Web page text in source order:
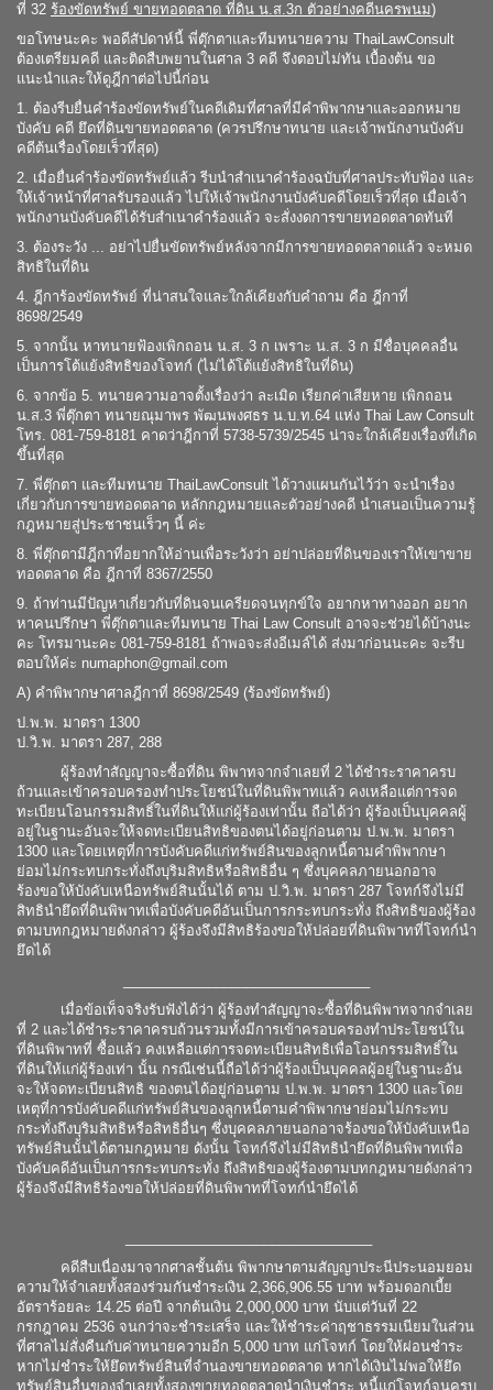
ที่ 32 ร้องขัดทรัพย์ ขายทอดตลาด ที่ดิน น.ส.3ก ตัวอย่างคดีนครพนม)
ขอโทษนะคะ พอดีสัปดาห์นี้ พี่ตุ๊กตาและทีมทนายความ ThaiLawConsult
ต้องเตรียมคดี และติดสืบพยานในศาล 3 คดี จึงตอบไม่ทัน เบื้องต้น ขอ
แนะนำและให้ดูฎีกาต่อไปนี้ก่อน
1. ต้องรีบยื่นคำร้องขัดทรัพย์ในคดีเดิมที่ศาลที่มีคำพิพากษาและออกหมาย
บังคับ คดี ยึดที่ดินขายทอดตลาด (ควรปรึกษาทนาย และเจ้าพนักงานบังคับ
คดีต้นเรื่องโดยเร็วที่สุด)
2. เมื่อยื่นคำร้องขัดทรัพย์แล้ว รีบนำสำเนาคำร้องฉบับที่ศาลประทับฟ้อง และ
ให้เจ้าหน้าที่ศาลรับรองแล้ว ไปให้เจ้าพนักงานบังคับคดีโดยเร็วที่สุด เมื่อเจ้า
พนักงานบังคับคดีได้รับสำเนาคำร้องแล้ว จะสั่งงดการขายทอดตลาดทันที
3. ต้องระวัง ... อย่าไปยื่นขัดทรัพย์หลังจากมีการขายทอดตลาดแล้ว จะหมด
สิทธิในที่ดิน
4. ฎีการ้องขัดทรัพย์ ที่น่าสนใจและใกล้เคียงกับคำถาม คือ ฎีกาที่
8698/2549
5. จากนั้น หาทนายฟ้องเพิกถอน น.ส. 3 ก เพราะ น.ส. 3 ก มีชื่อบุคคลอื่น
เป็นการโต้แย้งสิทธิของโจทก์ (ไม่ได้โต้แย้งสิทธิในที่ดิน)
6. จากข้อ 5. ทนายความอาจตั้งเรื่องว่า ละเมิด เรียกค่าเสียหาย เพิกถอน
น.ส.3 พี่ตุ๊กตา ทนายณุมาพร พัฒนพงศธร น.บ.ท.64 แห่ง Thai Law Consult
โทร. 081-759-8181 คาดว่าฎีกาที่่ 5738-5739/2545 น่าจะใกล้เคียงเรื่องที่เกิด
ขึ้นที่สุด
7. พี่ตุ๊กตา และทีมทนาย ThaiLawConsult ได้วางแผนกันไว้ว่า จะนำเรื่อง
เกี่ยวกับการขายทอดตลาด หลักกฎหมายและตัวอย่างคดี นำเสนอเป็นความรู้
กฎหมายสู่ประชาชนเร็วๆ นี้ ค่ะ
8. พี่ตุ๊กตามีฎีกาที่อยากให้อ่านเพื่อระวังว่า อย่าปล่อยที่ดินของเราให้เขาขาย
ทอดตลาด คือ ฎีกาที่ 8367/2550
9. ถ้าท่านมีปัญหาเกี่ยวกับที่ดินจนเครียดจนทุกข์ใจ อยากหาทางออก อยาก
หาคนปรึกษา พี่ตุ๊กตาและทีมทนาย Thai Law Consult อาจจะช่วยได้บ้างนะ
คะ โทรมานะคะ 081-759-8181 ถ้าพอจะส่งอีเมล์ได้ ส่งมาก่อนนะคะ จะรีบ
ตอบให้ค่ะ numaphon@gmail.com
A) คำพิพากษาศาลฎีกาที่ 8698/2549 (ร้องขัดทรัพย์)
ป.พ.พ. มาตรา 1300
ป.วิ.พ. มาตรา 287, 288
ผู้ร้องทำสัญญาจะซื้อที่ดิน พิพาทจากจำเลยที่ 2 ได้ชำระราคาครบ
ถ้วนและเข้าครอบครองทำประโยชน์ในที่ดินพิพาทแล้ว คงเหลือแต่การจด
ทะเบียนโอนกรรมสิทธิ์ในที่ดินให้แก่ผู้ร้องเท่านั้น ถือได้ว่า ผู้ร้องเป็นบุคคลผู้
อยู่ในฐานะอันจะให้จดทะเบียนสิทธิของตนได้อยู่ก่อนตาม ป.พ.พ. มาตรา
1300 และโดยเหตุที่การบังคับคดีแก่ทรัพย์สินของลูกหนี้ตามคำพิพากษา
ย่อมไม่กระทบกระทั่งถึงบุริมสิทธิหรือสิทธิอื่น ๆ ซึ่งบุคคลภายนอกอาจ
ร้องขอให้บังคับเหนือทรัพย์สินนั้นได้ ตาม ป.วิ.พ. มาตรา 287 โจทก์จึงไม่มี
สิทธินำยึดที่ดินพิพาทเพื่อบังคับคดีอันเป็นการกระทบกระทั่ง ถึงสิทธิของผู้ร้อง
ตามบทกฎหมายดังกล่าว ผู้ร้องจึงมีสิทธิร้องขอให้ปล่อยที่ดินพิพาทที่โจทก์นำ
ยึดได้
เมื่อข้อเท็จจริงรับฟังได้ว่า ผู้ร้องทำสัญญาจะซื้อที่ดินพิพาทจากจำเลย
ที่ 2 และได้ชำระราคาครบถ้วนรวมทั้งมีการเข้าครอบครองทำประโยชน์ใน
ที่ดินพิพาทที่ ซื้อแล้ว คงเหลือแต่การจดทะเบียนสิทธิเพื่อโอนกรรมสิทธิ์ใน
ที่ดินให้แก่ผู้ร้องเท่า นั้น กรณีเช่นนี้ถือได้ว่าผู้ร้องเป็นบุคคลผู้อยู่ในฐานะอัน
จะให้จดทะเบียนสิทธิ ของตนได้อยู่ก่อนตาม ป.พ.พ. มาตรา 1300 และโดย
เหตุที่การบังคับคดีแก่ทรัพย์สินของลูกหนี้ตามคำพิพากษาย่อมไม่กระทบ
กระทั่งถึงบุริมสิทธิหรือสิทธิอื่นๆ ซึ่งบุคคลภายนอกอาจร้องขอให้บังคับเหนือ
ทรัพย์สินนั้นได้ตามกฎหมาย ดังนั้น โจทก์จึงไม่มีสิทธินำยึดที่ดินพิพาทเพื่อ
บังคับคดีอันเป็นการกระทบกระทั่ง ถึงสิทธิของผู้ร้องตามบทกฎหมายดังกล่าว
ผู้ร้องจึงมีสิทธิร้องขอให้ปล่อยที่ดินพิพาทที่โจทก์นำยึดได้
คดีสืบเนื่องมาจากศาลชั้นต้น พิพากษาตามสัญญาประนีประนอมยอม
ความให้จำเลยทั้งสองร่วมกันชำระเงิน 2,366,906.55 บาท พร้อมดอกเบี้ย
อัตราร้อยละ 14.25 ต่อปี จากต้นเงิน 2,000,000 บาท นับแต่วันที่ 22
กรกฎาคม 2536 จนกว่าจะชำระเสร็จ และให้ชำระค่าฤชาธรรมเนียมในส่วน
ที่ศาลไม่สั่งคืนกับค่าทนายความอีก 5,000 บาท แก่โจทก์ โดยให้ผ่อนชำระ
หากไม่ชำระให้ยึดทรัพย์สินที่จำนองขายทอดตลาด หากได้เงินไม่พอให้ยึด
ทรัพย์สินอื่นของจำเลยทั้งสองขายทอดตลาดนำเงินชำระ หนี้แก่โจทก์จนครบ